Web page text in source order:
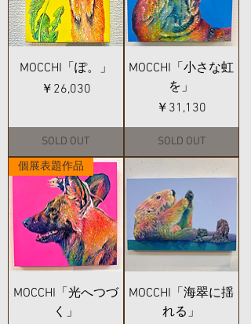
MOCCHI「ぽ。」
価格
￥26,030
SOLD OUT
MOCCHI「小さな虹
を」
価格
￥31,130
SOLD OUT
個展表題作品
MOCCHI「光へつづ
く」
MOCCHI「海翠に揺
れる」